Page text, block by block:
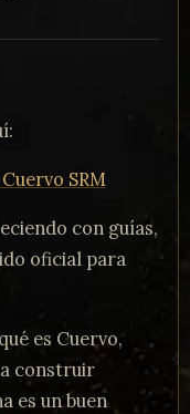
SRM
con guías,
oficial para
es Cuervo,
construir
es un buen